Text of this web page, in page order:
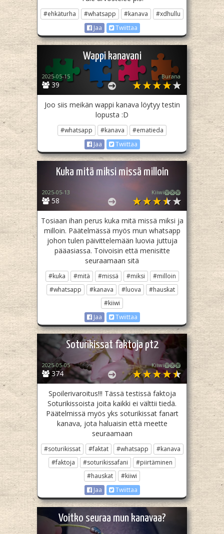
#ehkäturha #whatsapp #kanava
#xdhullu
Jaa
Twiittaa
Wappi kanavani
39
2025-05-15 Burana
Joo siis meikän wappi kanava löytyy testin
lopusta :D
#whatsapp #kanava
#ematieda
Jaa
Twiittaa
Kuka mitä miksi missä milloin
58
2025-05-13 Kiiwi🥝🥝🥝
Tosiaan ihan perus kuka mitä missä miksi ja
milloin. Päätelmässä myös mun whatsapp
johon tulen päivittelemään luovia juttuja
pääasiassa. Toivoisin että menisitte
seuraamaan sitä
#kuka #mitä #missä #miksi
#milloin
#whatsapp
#kanava #luova
#hauskat
#kiiwi
Jaa
Twiittaa
Soturikissat faktoja pt2
374
2025-05-05 Kiiwi🥝🥝🥝
Spoilerivaroitus!!! Tässä testissä faktoja
Soturikissoista joita kaikki ei välttii tiedä.
Päätelmissä myös yks soturikissat fanart
kanava, jota haluaisin että meette
seuraamaan
#soturikissat #faktat #whatsapp
#kanava
#faktoja
#soturikissafani
#piirtäminen
#hauskat
#kiiwi
Jaa
Twiittaa
Voitko seuraa mun kanavaa?